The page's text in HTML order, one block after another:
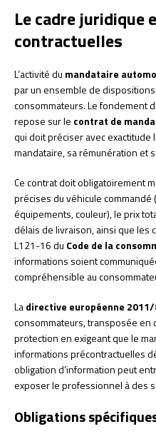
Le cadre juridique
contractuelles
L’activité du mandataire
par un ensemble de
consommateurs. Le fondement
repose sur le contrat de
qui doit préciser avec exactitude
mandataire, sa rémunération et
Ce contrat doit obligatoirement
précises du véhicule
équipements, couleur), le prix
délais de livraison, ainsi que les
L121-16 du Code de la
informations soient
compréhensible au
Ladirective européenne
consommateurs, transposée en
protection en exigeant que le
informations précontractuelles
obligation d’information peut
exposer le professionnel à des
Obligations